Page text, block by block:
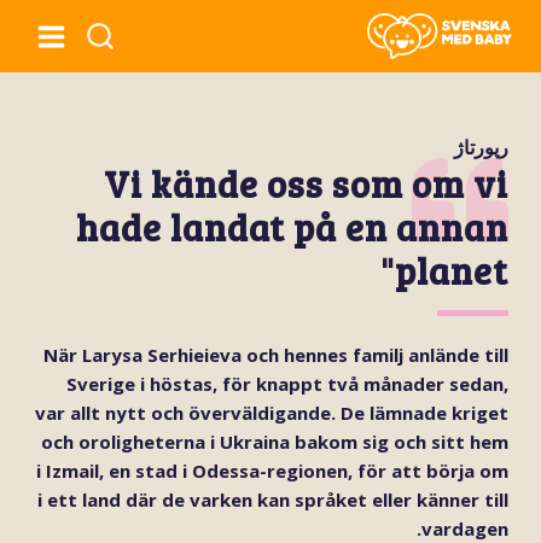
رپورتاژ
Vi kände oss som om vi
hade landat på en annan
planet"
När Larysa Serhieieva och hennes familj anlände till
Sverige i höstas, för knappt två månader sedan,
var allt nytt och överväldigande. De lämnade kriget
och oroligheterna i Ukraina bakom sig och sitt hem
i Izmail, en stad i Odessa-regionen, för att börja om
i ett land där de varken kan språket eller känner till
vardagen.